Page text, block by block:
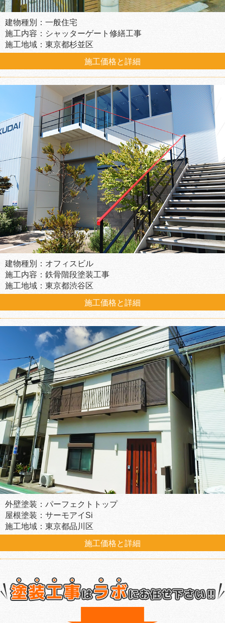
建物種別：一般住宅
施工内容：シャッターゲート修繕工事
施工地域：東京都杉並区
施工価格と詳細
建物種別：オフィスビル
施工内容：鉄骨階段塗装工事
施工地域：東京都渋谷区
施工価格と詳細
外壁塗装：パーフェクトトップ
屋根塗装：サーモアイSi
施工地域：東京都品川区
施工価格と詳細